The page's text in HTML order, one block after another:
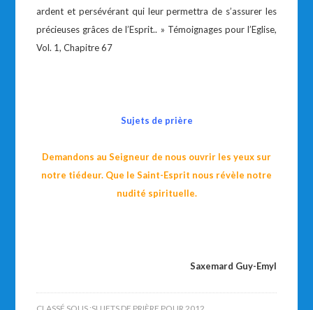
ardent et persévérant qui leur permettra de s’assurer les
précieuses grâces de l’Esprit.. » Témoignages pour l’Eglise,
Vol. 1, Chapitre 67
Sujets de prière
Demandons au Seigneur de nous ouvrir les yeux sur
notre tiédeur. Que le Saint-Esprit nous révèle notre
nudité spirituelle.
Saxemard Guy-Emyl